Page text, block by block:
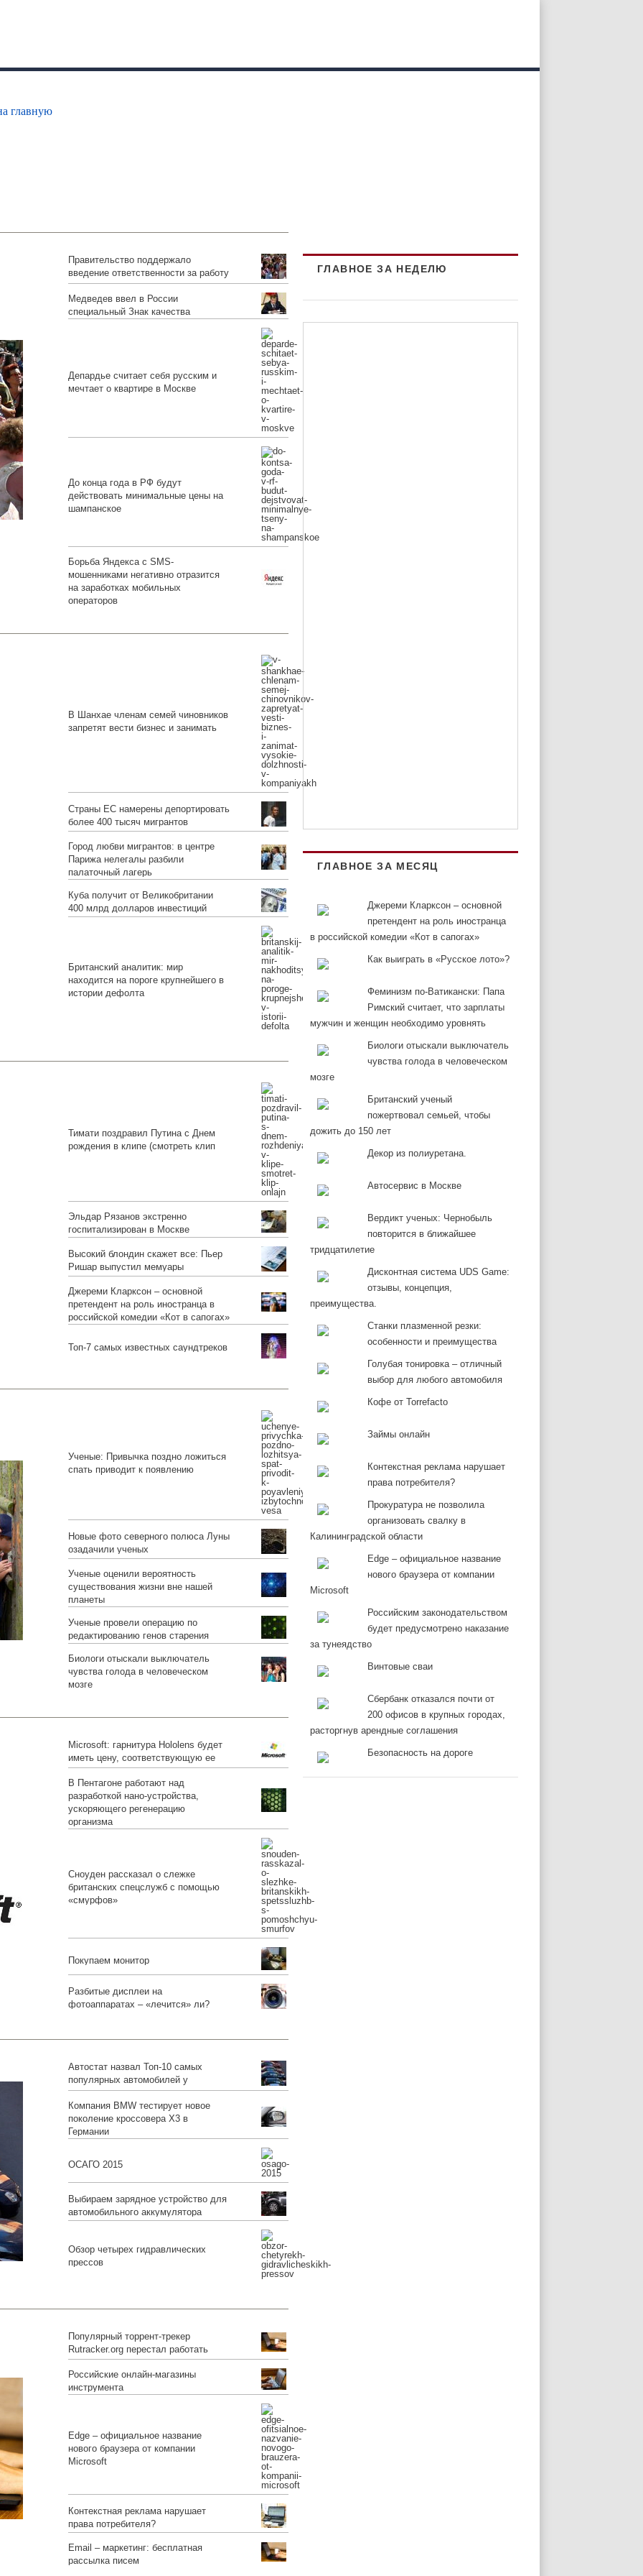
главную
Правительство поддержало
введение ответственности за работу
иностранцев не по профессии
Медведев ввел в России
специальный Знак качества
Депардье считает себя русским и
мечтает о квартире в Москве
До конца года в РФ будут
действовать минимальные цены на
шампанское
Борьба Яндекса с SMS-
мошенниками негативно отразится
на заработках мобильных
операторов
В Шанхае членам семей чиновников
запретят вести бизнес и занимать
Страны ЕС намерены депортировать
более 400 тысяч мигрантов
Город любви мигрантов: в центре
Парижа нелегалы разбили
палаточный лагерь
Куба получит от Великобритании
400 млрд долларов инвестиций
Британский аналитик: мир
находится на пороге крупнейшего в
истории дефолта
Тимати поздравил Путина с Днем
рождения в клипе (смотреть клип
Эльдар Рязанов экстренно
госпитализирован в Москве
Высокий блондин скажет все: Пьер
Ришар выпустил мемуары
Джереми Кларксон – основной
претендент на роль иностранца в
российской комедии «Кот в сапогах»
Топ-7 самых известных саундтреков
Ученые: Привычка поздно ложиться
спать приводит к появлению
Новые фото северного полюса Луны
озадачили ученых
Ученые оценили вероятность
существования жизни вне нашей
планеты
Ученые провели операцию по
редактированию генов старения
Биологи отыскали выключатель
чувства голода в человеческом
мозге
Microsoft: гарнитура Hololens будет
иметь цену, соответствующую ее
функционалу
В Пентагоне работают над
разработкой нано-устройства,
ускоряющего регенерацию
организма
Сноуден рассказал о слежке
британских спецслужб с помощью
«смурфов»
Покупаем монитор
Разбитые дисплеи на
фотоаппаратах – «лечится» ли?
Автостат назвал Топ-10 самых
популярных автомобилей у
белорусов
Компания BMW тестирует новое
поколение кроссовера X3 в
Германии
ОСАГО 2015
Выбираем зарядное устройство для
автомобильного аккумулятора
Обзор четырех гидравлических
прессов
Популярный торрент-трекер
Rutracker.org перестал работать
Российские онлайн-магазины
инструмента
Edge – официальное название
нового браузера от компании
Microsoft
Контекстная реклама нарушает
права потребителя?
Email – маркетинг: бесплатная
рассылка писем
ГЛАВНОЕ ЗА НЕДЕЛЮ
ГЛАВНОЕ ЗА МЕСЯЦ
Джереми Кларксон – основной
претендент на роль иностранца
в российской комедии «Кот в сапогах»
Как выиграть в «Русское лото»?
Феминизм по-Ватикански: Папа
Римский считает, что зарплаты
мужчин и женщин необходимо уровнять
Биологи отыскали выключатель
чувства голода в человеческом
мозге
Британский ученый
пожертвовал семьей, чтобы
дожить до 150 лет
Декор из полиуретана.
Автосервис в Москве
Вердикт ученых: Чернобыль
повторится в ближайшее
тридцатилетие
Дисконтная система UDS Game:
отзывы, концепция,
преимущества.
Станки плазменной резки:
особенности и преимущества
Голубая тонировка – отличный
выбор для любого автомобиля
Кофе от Torrefacto
Займы онлайн
Контекстная реклама нарушает
права потребителя?
Прокуратура не позволила
организовать свалку в
Калининградской области
Edge – официальное название
нового браузера от компании
Microsoft
Российским законодательством
будет предусмотрено наказание
за тунеядство
Винтовые сваи
Сбербанк отказался почти от
200 офисов в крупных городах,
расторгнув арендные соглашения
Безопасность на дороге